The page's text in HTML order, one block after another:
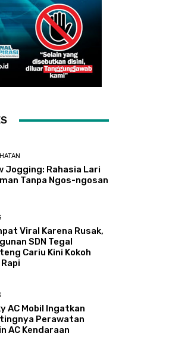
Jogging: Rahasia Lari
Tanpa Ngos-ngosan
Viral Karena Rusak,
SDN Tegal
Cariu Kini Kokoh
AC Mobil Ingatkan
Perawatan
AC Kendaraan